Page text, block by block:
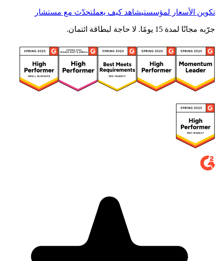
تكوين الأسعار لمؤسستيشاهد كيف يعملتحدّث مع مستشار
جرّبه مجانًا لمدة 15 يومًا. لا حاجة لبطاقة ائتمان.